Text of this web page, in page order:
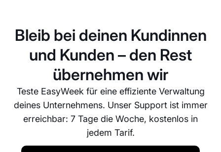
verrechnet.
Bleib bei deinen Kundinnen
und Kunden – den Rest
übernehmen wir
Teste EasyWeek für eine effiziente Verwaltung
deines Unternehmens. Unser Support ist immer
erreichbar: 7 Tage die Woche, kostenlos in
jedem Tarif.